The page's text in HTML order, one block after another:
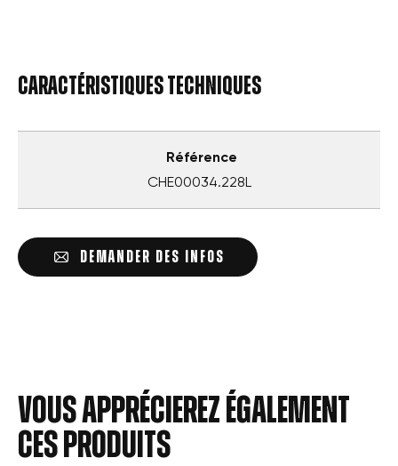
Caractéristiques techniques
Référence
CHE00034.228L
DEMANDER DES INFOS
Vous apprécierez également
ces produits